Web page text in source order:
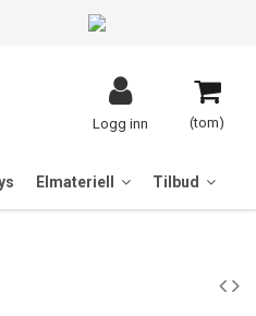
(tom)
Logg inn
Elmateriell Tilbud